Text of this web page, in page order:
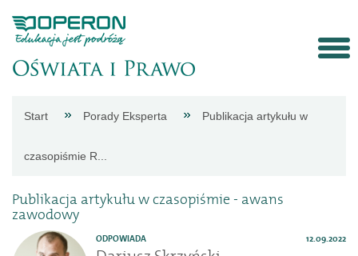
Aktualności
Porady
Start Porady Eksperta Publikacja artykułu w
czasopiśmie R...
Publikacja artykułu w czasopiśmie - awans
zawodowy
ODPOWIADA 12.09.2022